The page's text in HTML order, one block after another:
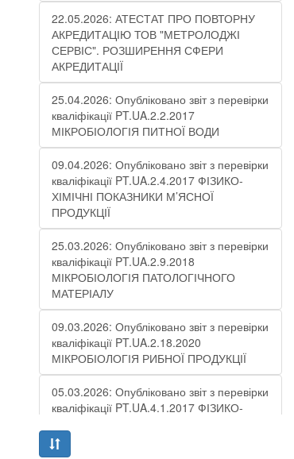
22.05.2026: АТЕСТАТ ПРО ПОВТОРНУ
АКРЕДИТАЦІЮ ТОВ "МЕТРОЛОДЖІ
СЕРВІС". РОЗШИРЕННЯ СФЕРИ
АКРЕДИТАЦІЇ
25.04.2026: Опубліковано звіт з перевірки
кваліфікації PT.UA.2.2.2017
МІКРОБІОЛОГІЯ ПИТНОЇ ВОДИ
09.04.2026: Опубліковано звіт з перевірки
кваліфікації PT.UA.2.4.2017 ФІЗИКО-
ХІМІЧНІ ПОКАЗНИКИ М’ЯСНОЇ
ПРОДУКЦІЇ
25.03.2026: Опубліковано звіт з перевірки
кваліфікації PT.UA.2.9.2018
МІКРОБІОЛОГІЯ ПАТОЛОГІЧНОГО
МАТЕРІАЛУ
09.03.2026: Опубліковано звіт з перевірки
кваліфікації PT.UA.2.18.2020
МІКРОБІОЛОГІЯ РИБНОЇ ПРОДУКЦІЇ
05.03.2026: Опубліковано звіт з перевірки
кваліфікації PT.UA.4.1.2017 ФІЗИКО-
РАУНД 10